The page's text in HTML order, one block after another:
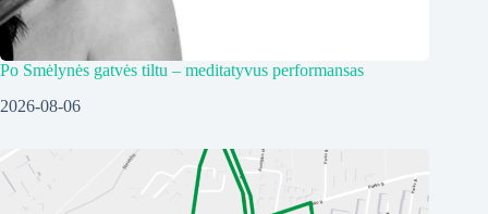
Po Smėlynės gatvės tiltu – meditatyvus performansas
2026-08-06